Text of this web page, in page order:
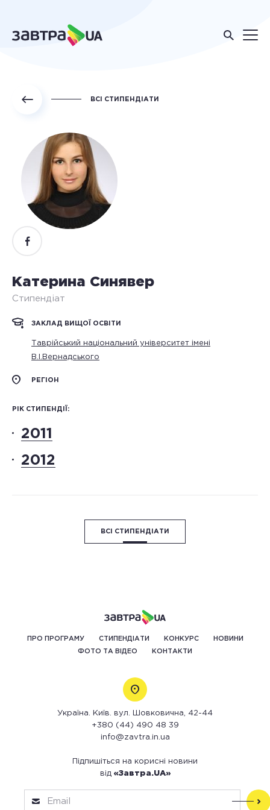
ВСІ СТИПЕНДІАТИ
Катерина Синявер
Стипендіат
ЗАКЛАД ВИЩОЇ ОСВІТИ
Таврійський національний університет імені
В.І.Вернадського
РЕГІОН
РІК СТИПЕНДІЇ:
2011
2012
ВСІ СТИПЕНДІАТИ
ПРО ПРОГРАМУ СТИПЕНДІАТИ КОНКУРС НОВИНИ
ФОТО ТА ВІДЕО КОНТАКТИ
Україна. Київ. вул. Шовковична, 42-44
+380 (44) 490 48 39
info@zavtra.in.ua
Підпишіться на корисні новини
від «Завтра.UA»